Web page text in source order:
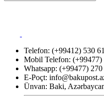
Telefon: (+99412) 530
Mobil Telefon: (+99477)
Whatsapp: (+99477) 270
E-Poçt:
Ünvan: Baki,